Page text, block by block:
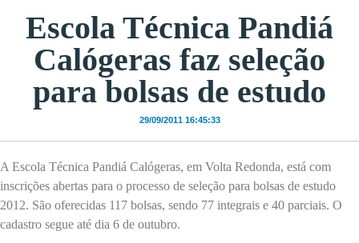
Escola Técnica Pandiá
Calógeras faz seleção
para bolsas de estudo
29/09/2011 16:45:33
A Escola Técnica Pandiá Calógeras, em Volta Redonda, está com
inscrições abertas para o processo de seleção para bolsas de estudo
2012. São oferecidas 117 bolsas, sendo 77 integrais e 40 parciais. O
cadastro segue até dia 6 de outubro.